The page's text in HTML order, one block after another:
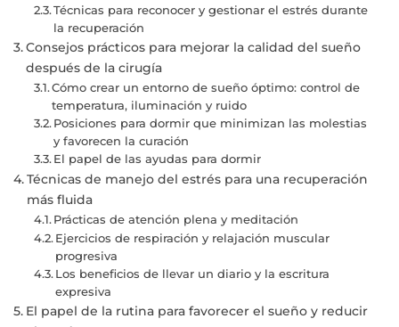
Técnicas para reconocer y gestionar el estrés durante
la recuperación
Consejos prácticos para mejorar la calidad del sueño
después de la cirugía
Cómo crear un entorno de sueño óptimo: control de
temperatura, iluminación y ruido
Posiciones para dormir que minimizan las molestias
y favorecen la curación
El papel de las ayudas para dormir
Técnicas de manejo del estrés para una recuperación
más fluida
Prácticas de atención plena y meditación
Ejercicios de respiración y relajación muscular
progresiva
Los beneficios de llevar un diario y la escritura
expresiva
El papel de la rutina para favorecer el sueño y reducir